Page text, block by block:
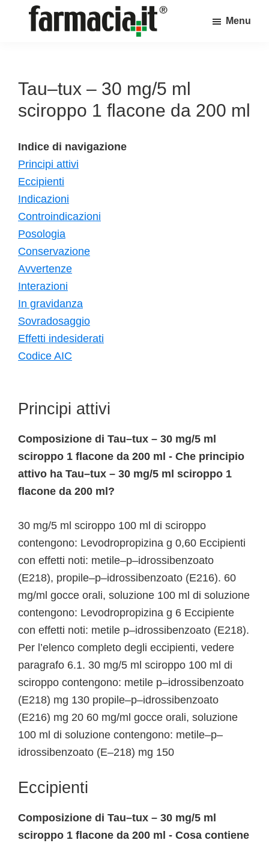
sul
mondo
della
online
Menu
Tau–tux – 30 mg/5 ml
sciroppo 1 flacone da 200 ml
Indice di navigazione
Principi attivi
Eccipienti
Indicazioni
Controindicazioni
Posologia
Conservazione
Avvertenze
Interazioni
In gravidanza
Sovradosaggio
Effetti indesiderati
Codice AIC
Principi attivi
Composizione di Tau–tux – 30 mg/5 ml
sciroppo 1 flacone da 200 ml - Che principio
attivo ha Tau–tux – 30 mg/5 ml sciroppo 1
flacone da 200 ml?
30 mg/5 ml sciroppo 100 ml di sciroppo
contengono: Levodropropizina g 0,60 Eccipienti
con effetti noti: metile–p–idrossibenzoato
(E218), propile–p–idrossibenzoato (E216). 60
mg/ml gocce orali, soluzione 100 ml di soluzione
contengono: Levodropropizina g 6 Eccipiente
con effetti noti: metile p–idrossibenzoato (E218).
Per l’elenco completo degli eccipienti, vedere
paragrafo 6.1. 30 mg/5 ml sciroppo 100 ml di
sciroppo contengono: metile p–idrossibenzoato
(E218) mg 130 propile–p–idrossibenzoato
(E216) mg 20 60 mg/ml gocce orali, soluzione
100 ml di soluzione contengono: metile–p–
idrossibenzoato (E–218) mg 150
Eccipienti
Composizione di Tau–tux – 30 mg/5 ml
sciroppo 1 flacone da 200 ml - Cosa contiene